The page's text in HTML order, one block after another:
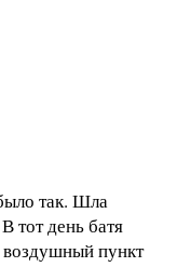
так. Шла
тот день батя
пункт